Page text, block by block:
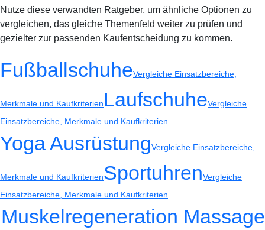
Nutze diese verwandten Ratgeber, um ähnliche Optionen zu
vergleichen, das gleiche Themenfeld weiter zu prüfen und
gezielter zur passenden Kaufentscheidung zu kommen.
FußballschuheVergleiche Einsatzbereiche,
Merkmale und KaufkriterienLaufschuheVergleiche
Einsatzbereiche, Merkmale und Kaufkriterien
Yoga AusrüstungVergleiche Einsatzbereiche,
Merkmale und KaufkriterienSportuhrenVergleiche
Einsatzbereiche, Merkmale und Kaufkriterien
Muskelregeneration Massage